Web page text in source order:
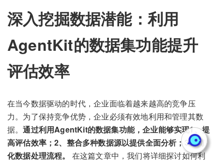
深入挖掘数据潜能：利用
AgentKit的数据集功能提升
评估效率
在当今数据驱动的时代，企业面临着越来越高的竞争压
力。为了保持竞争优势，企业必须有效地利用和管理其数
据。通过利用AgentKit的数据集功能，企业能够实现1、提
高评估效率；2、整合多种数据源以提供全面分析；3、简
化数据处理流程。
在这篇文章中，我们将详细探讨如何利